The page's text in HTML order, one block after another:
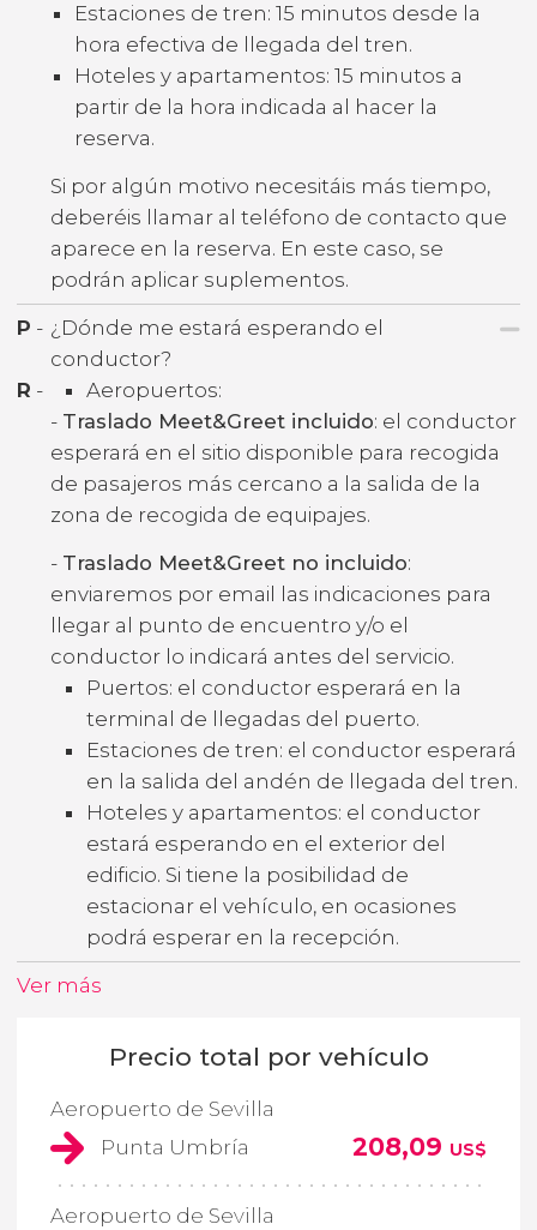
Estaciones de tren: 15 minutos desde la
hora efectiva de llegada del tren.
Hoteles y apartamentos: 15 minutos a
partir de la hora indicada al hacer la
reserva.
Si por algún motivo necesitáis más tiempo,
deberéis llamar al teléfono de contacto que
aparece en la reserva. En este caso, se
podrán aplicar suplementos.
P - ¿Dónde me estará esperando el
conductor?
R -
Aeropuertos:
- Traslado Meet&Greet incluido: el conductor
esperará en el sitio disponible para recogida
de pasajeros más cercano a la salida de la
zona de recogida de equipajes.
- Traslado Meet&Greet no incluido:
enviaremos por email las indicaciones para
llegar al punto de encuentro y/o el
conductor lo indicará antes del servicio.
Puertos: el conductor esperará en la
terminal de llegadas del puerto.
Estaciones de tren: el conductor esperará
en la salida del andén de llegada del tren.
Hoteles y apartamentos: el conductor
estará esperando en el exterior del
edificio. Si tiene la posibilidad de
estacionar el vehículo, en ocasiones
podrá esperar en la recepción.
Ver más
Precio total por vehículo
Aeropuerto de Sevilla
Punta Umbría
208,09 US$
Aeropuerto de Sevilla